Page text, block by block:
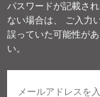
パスワードが記載さ
ない場合は、 ご入力
誤っていた可能性が
い。